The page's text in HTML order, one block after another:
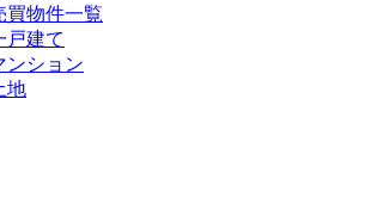
買物件一覧
戸建て
ンション
地